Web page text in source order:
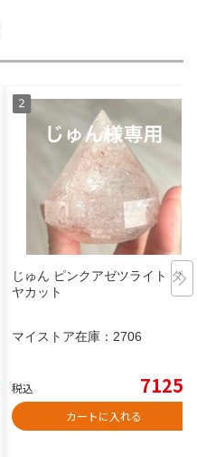
じゅん ピンクアゼツライト ダイ
ヤカット
マイストア在庫： 2706
税込 7125
カートに入れる